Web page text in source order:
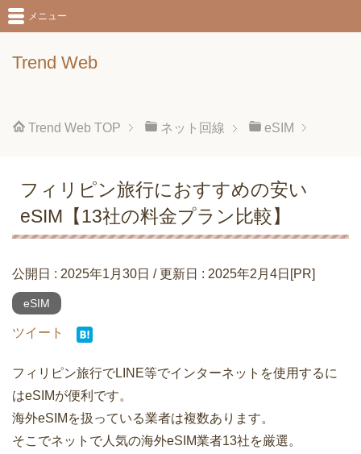
Trend Web
メニュー
Trend Web TOP ネット回線 eSIM
フィリピン旅行におすすめの安い
eSIM【13社の料金プラン比較】
公開日 : 2025年1月30日 / 更新日 : 2025年2月4日 [PR]
eSIM
ツイート
フィリピン旅行でLINE等でインターネットを使用するに
はeSIMが便利です。
海外eSIMを扱っている業者は複数あります。
そこでネットで人気の海外eSIM業者13社を厳選。